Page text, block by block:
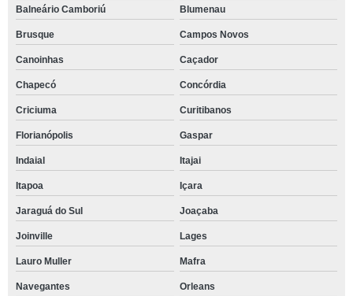
Balneário Camboriú
Blumenau
Brusque Campos Novos
Canoinhas Caçador
Chapecó Concórdia
Criciuma Curitibanos
Florianópolis Gaspar
Indaial Itajai
Itapoa Içara
Jaraguá do Sul Joaçaba
Joinville Lages
Lauro Muller Mafra
Navegantes Orleans